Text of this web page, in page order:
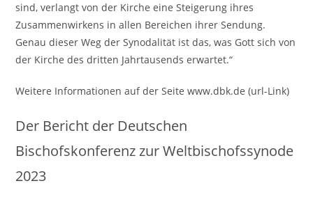
sind, verlangt von der Kirche eine Steigerung ihres
Zusammenwirkens in allen Bereichen ihrer Sendung.
Genau dieser Weg der Synodalität ist das, was Gott sich von
der Kirche des dritten Jahrtausends erwartet.“
Weitere Informationen auf der Seite www.dbk.de (url-Link)
Der Bericht der Deutschen
Bischofskonferenz zur Weltbischofssynode
2023